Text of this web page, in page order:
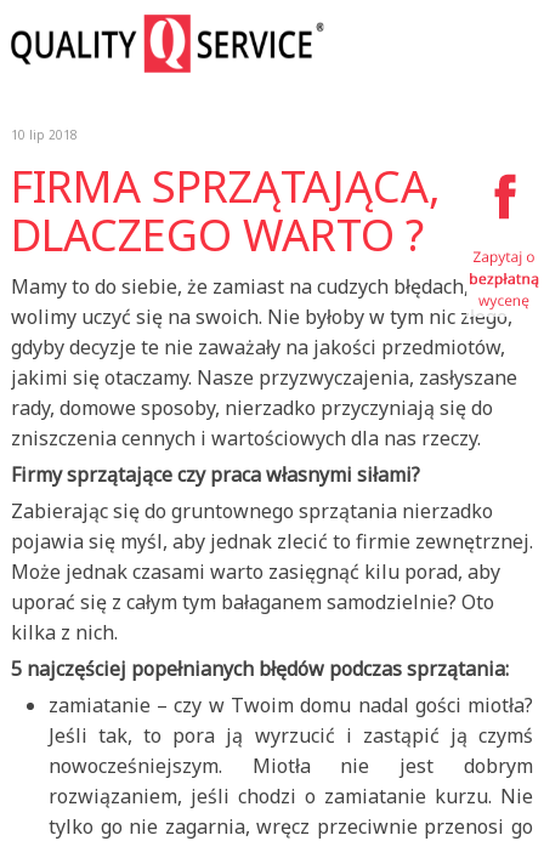
10 lip 2018
FIRMA SPRZĄTAJĄCA,
DLACZEGO WARTO ?
Mamy to do siebie, że zamiast na cudzych błędach,
wolimy uczyć się na swoich. Nie byłoby w tym nic złego,
gdyby decyzje te nie zaważały na jakości przedmiotów,
jakimi się otaczamy. Nasze przyzwyczajenia, zasłyszane
rady, domowe sposoby, nierzadko przyczyniają się do
zniszczenia cennych i wartościowych dla nas rzeczy.
Firmy sprzątające czy praca własnymi siłami?
Zabierając się do gruntownego sprzątania nierzadko
pojawia się myśl, aby jednak zlecić to firmie zewnętrznej.
Może jednak czasami warto zasięgnąć kilu porad, aby
uporać się z całym tym bałaganem samodzielnie? Oto
kilka z nich.
5 najczęściej popełnianych błędów podczas sprzątania:
zamiatanie – czy w Twoim domu nadal gości miotła?
Jeśli tak, to pora ją wyrzucić i zastąpić ją czymś
nowocześniejszym. Miotła nie jest dobrym
rozwiązaniem, jeśli chodzi o zamiatanie kurzu. Nie
tylko go nie zagarnia, wręcz przeciwnie przenosi go